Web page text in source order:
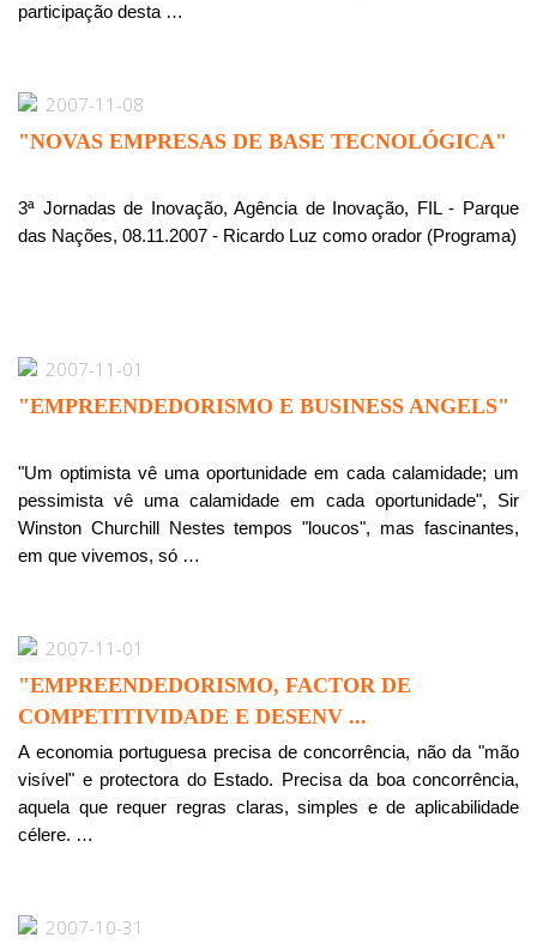
participação desta …
2007-11-08
"NOVAS EMPRESAS DE BASE TECNOLÓGICA"
3ª Jornadas de Inovação, Agência de Inovação, FIL - Parque
das Nações, 08.11.2007 - Ricardo Luz como orador (Programa)
2007-11-01
"EMPREENDEDORISMO E BUSINESS ANGELS"
"Um optimista vê uma oportunidade em cada calamidade; um
pessimista vê uma calamidade em cada oportunidade", Sir
Winston Churchill Nestes tempos "loucos", mas fascinantes,
em que vivemos, só …
2007-11-01
"EMPREENDEDORISMO, FACTOR DE
COMPETITIVIDADE E DESENV ...
A economia portuguesa precisa de concorrência, não da "mão
visível" e protectora do Estado. Precisa da boa concorrência,
aquela que requer regras claras, simples e de aplicabilidade
célere. …
2007-10-31